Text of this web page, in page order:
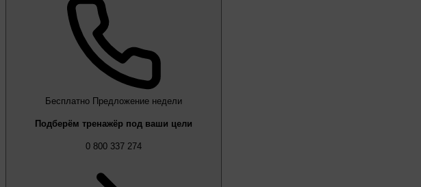
Бесплатно Предложение недели
Подберём тренажёр под ваши цели
0 800 337 274